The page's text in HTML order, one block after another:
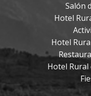
Salón
Hotel
Hotel
Hotel